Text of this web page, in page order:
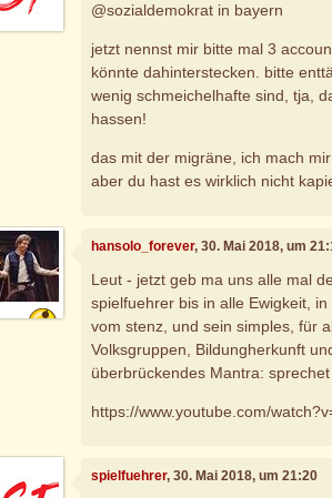
@sozialdemokrat in bayern
jetzt nennst mir bitte mal 3
könnte dahinterstecken. bitte
wenig schmeichelhafte sind, tja,
hassen!
das mit der migräne, ich mach
aber du hast es wirklich nicht
hansolo_forever, 30. Mai 2018, um
Leut - jetzt geb ma uns alle mal
spielfuehrer bis in alle Ewigkeit,
vom stenz, und sein simples, für
Volksgruppen, Bildungherkunft
überbrückendes Mantra: sprechet
https://www.youtube.com/
spielfuehrer, 30. Mai 2018, um 21:20